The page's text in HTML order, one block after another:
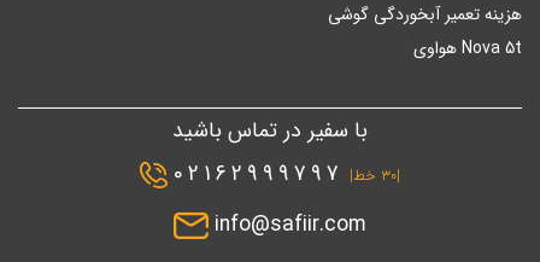
هزینه تعمیر آبخوردگی گوشی
Nova 5t هواوی
با سفیر در تماس باشید
|۳۰ خط|
02162999797
info@safiir.com